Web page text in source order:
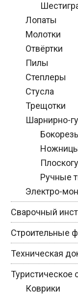
Лопаты
Молотки
Отвёртки
Пилы
Степлеры
Стусла
Трещотки
Шарнирно-
Ручные
Электро-
Сварочный
Строительные
Техническая
Туристическое
Коврики